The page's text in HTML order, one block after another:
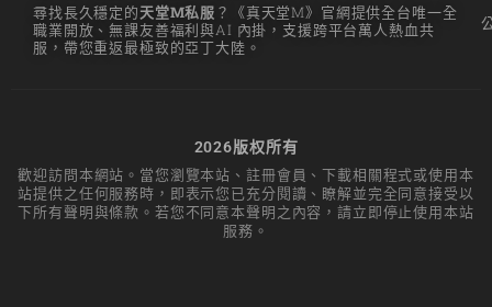
天堂M 騎士
技能組合
歐林挑戰 私服
角色推薦 遊戲
尋找長久穩定的天堂M私服 ？《真天堂M》官網提供全台唯一全
職業開放、無課友善福利與AI 內掛，支援跨平台萬人熱血共
服，帶您重返最極致的亞丁大陸。
2026版权所有
歡迎訪問本網站。當您瀏覽本站、註冊會員、下載相關程式或使用本
站提供之任何服務時，即表示您已充分閱讀、瞭解並完全同意接受以
下所有聲明與條款。若您不同意本聲明之內容，請立即停止使用本站
服務。